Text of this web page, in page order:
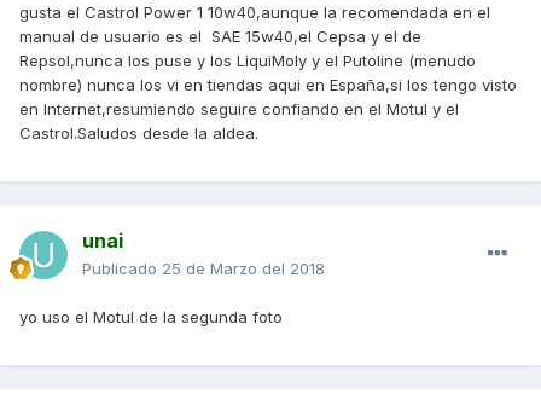
gusta el Castrol Power 1 10w40,aunque la recomendada en el
manual de usuario es el SAE 15w40,el Cepsa y el de
Repsol,nunca los puse y los LiquiMoly y el Putoline (menudo
nombre) nunca los vi en tiendas aqui en España,si los tengo visto
en Internet,resumiendo seguire confiando en el Motul y el
Castrol.Saludos desde la aldea.
unai
Publicado 25 de Marzo del 2018
yo uso el Motul de la segunda foto